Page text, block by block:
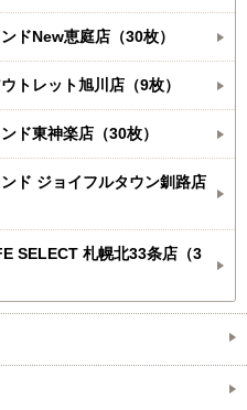
ドNew恵庭店（30枚）
トレット旭川店（9枚）
ド東神楽店（30枚）
ド ジョイフルタウン釧路店
SELECT 札幌北33条店（3